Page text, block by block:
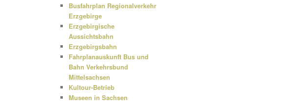
Busfahrplan Regionalverkehr
Erzgebirge
Erzgebirgische
Aussichtsbahn
Erzgebirgsbahn
Fahrplanauskunft Bus und
Bahn Verkehrsbund
Mittelsachsen
Kultour-Betrieb
Museen in Sachsen